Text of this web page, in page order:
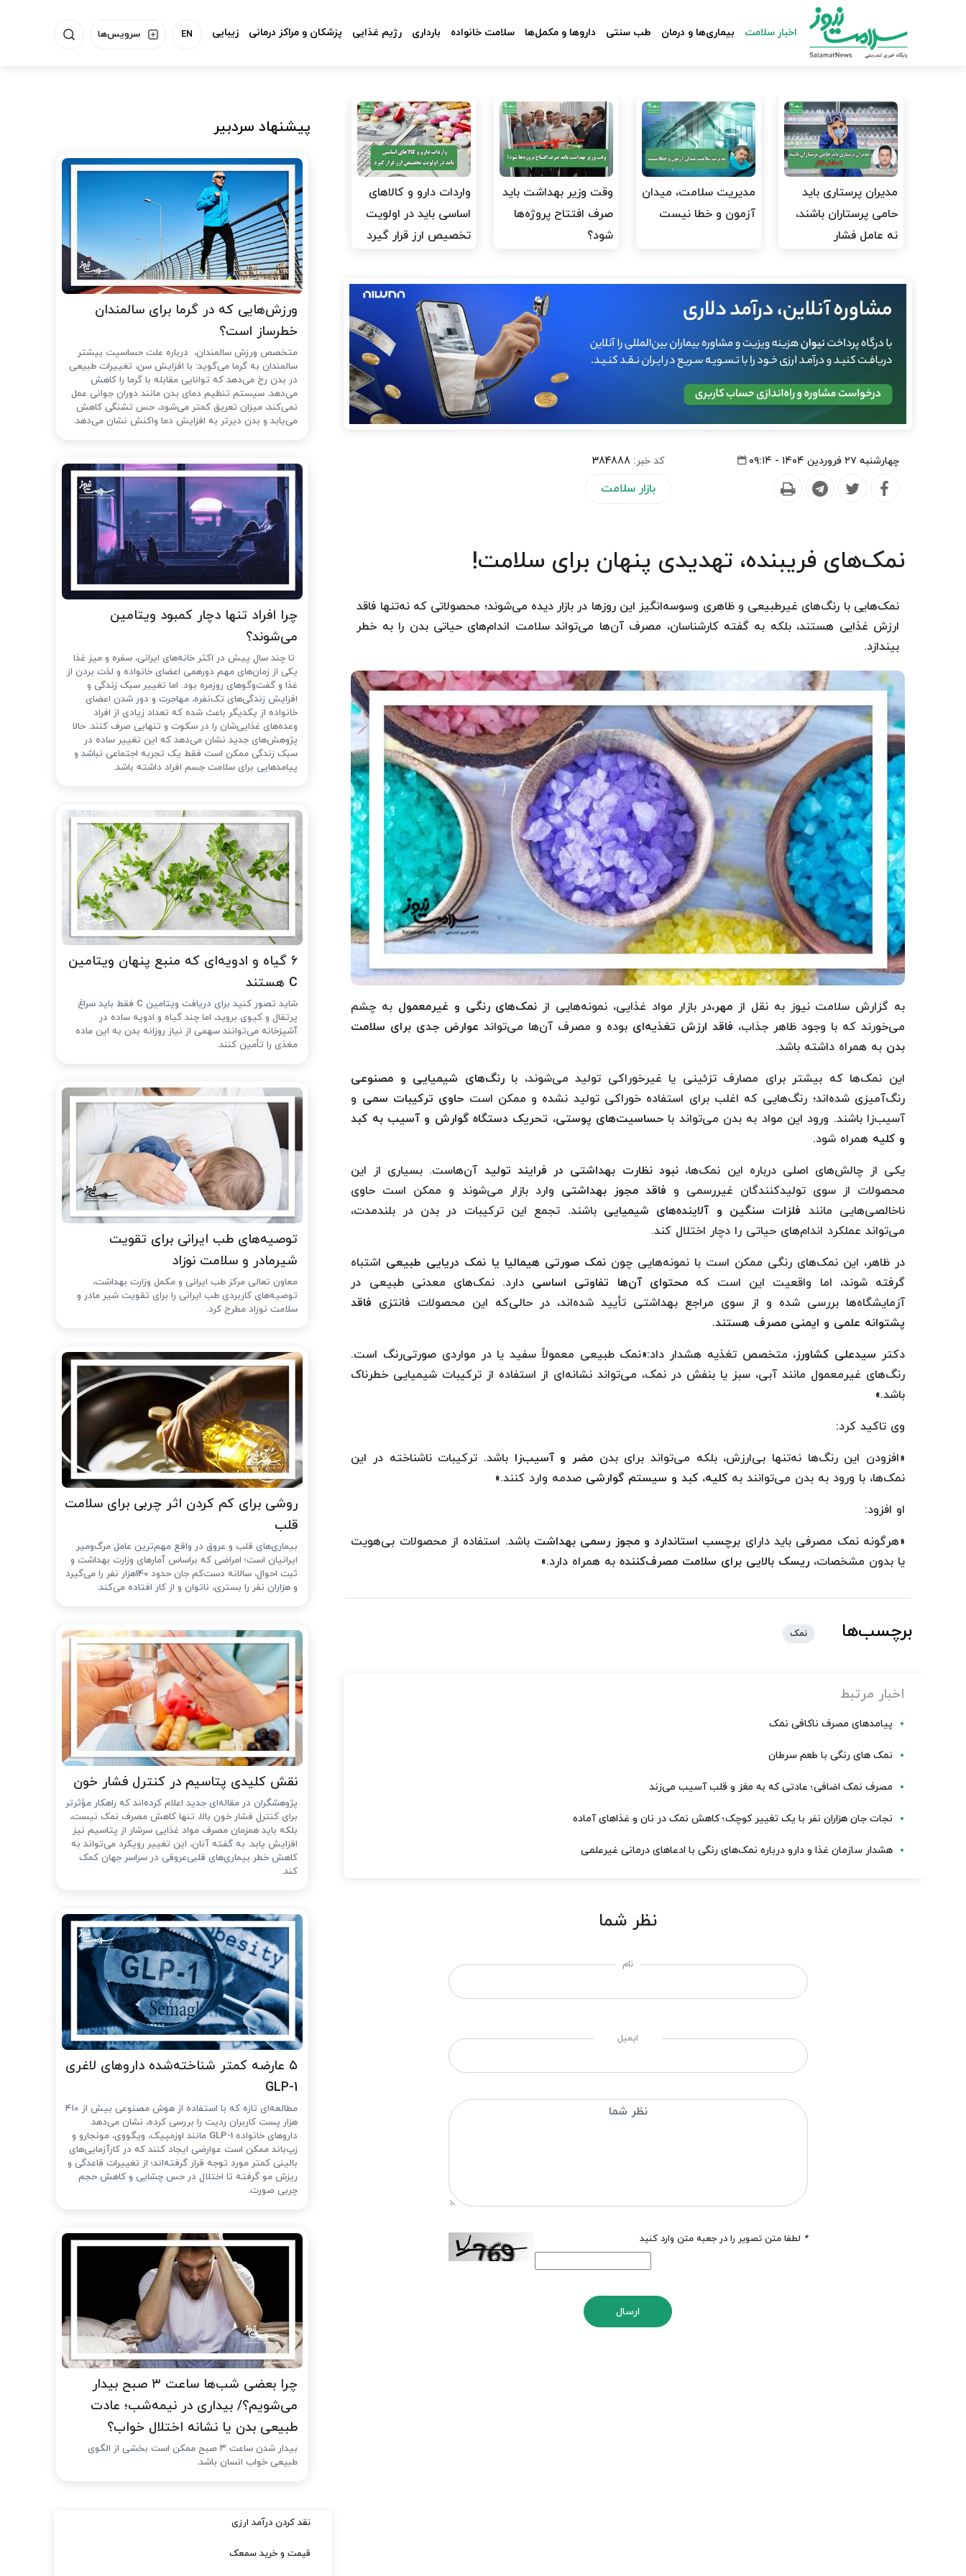
سرویس‌ها EN اخبار سلامت بیماری‌ها و درمان طب سنتی داروها و مکمل‌ها سلامت خانواده بارداری رژیم غذایی پزشکان و مراکز درمانی زیبایی
مدیران پرستاری باید
حامی پرستاران باشند،
نه عامل فشار
مدیریت سلامت، میدان
آزمون و خطا نیست
وقت وزیر بهداشت باید
صرف افتتاح پروژه‌ها
شود؟
واردات دارو و کالاهای
اساسی باید در اولویت
تخصیص ارز قرار گیرد
چهارشنبه ۲۷ فروردین ۱۴۰۴ - ۰۹:۱۴ کد خبر:384888
بازار سلامت
نمک‌های فریبنده، تهدیدی پنهان برای سلامت!
نمک‌هایی با رنگ‌های غیرطبیعی و ظاهری وسوسه‌انگیز این روزها در بازار دیده می‌شوند؛ محصولاتی که نه‌تنها فاقد
ارزش غذایی هستند، بلکه به گفته کارشناسان، مصرف آن‌ها می‌تواند سلامت اندام‌های حیاتی بدن را به خطر
بیندازد.
به گزارش سلامت نیوز به نقل از مهر،در بازار مواد غذایی، نمونه‌هایی از نمک‌های رنگی و غیرمعمول به چشم
می‌خورند که با وجود ظاهر جذاب، فاقد ارزش تغذیه‌ای بوده و مصرف آن‌ها می‌تواند عوارض جدی برای سلامت
بدن به همراه داشته باشد.
این نمک‌ها که بیشتر برای مصارف تزئینی یا غیرخوراکی تولید می‌شوند، بارنگ‌های شیمیایی و مصنوعی
رنگ‌آمیزی شده‌اند؛ رنگ‌هایی که اغلب برای استفاده خوراکی تولید نشده و ممکن است حاوی ترکیبات سمی و
آسیب‌زا باشند. ورود این مواد به بدن می‌تواند با حساسیت‌های پوستی، تحریک دستگاه گوارش و آسیب به کبد
و کلیه همراه شود.
یکی از چالش‌های اصلی درباره این نمک‌ها،نبود نظارت بهداشتی در فرایند تولید آن‌هاست. بسیاری از این
محصولات از سوی تولیدکنندگان غیررسمی و فاقد مجوز بهداشتی وارد بازار می‌شوند و ممکن است حاوی
ناخالصی‌هایی مانند فلزات سنگین و آلاینده‌های شیمیایی باشند. تجمع این ترکیبات در بدن در بلندمدت،
می‌تواند عملکرد اندام‌های حیاتی را دچار اختلال کند.
در ظاهر، این نمک‌های رنگی ممکن است با نمونه‌هایی چوننمک صورتی هیمالیا یا نمک دریایی طبیعی اشتباه
گرفته شوند، اما واقعیت این است کهمحتوای آن‌ها تفاوتی اساسی دارد. نمک‌های معدنی طبیعی در
آزمایشگاه‌ها بررسی شده و از سوی مراجع بهداشتی تأیید شده‌اند، در حالی‌که این محصولات فانتزی فاقد
پشتوانه علمی و ایمنی مصرف هستند.
دکتر سیدعلی کشاورز، متخصص تغذیه هشدار داد:«نمک طبیعی معمولاً سفید یا در مواردی صورتی‌رنگ است.
رنگ‌های غیرمعمول مانند آبی، سبز یا بنفش در نمک، می‌تواند نشانه‌ای از استفاده از ترکیبات شیمیایی خطرناک
باشد.»
وی تاکید کرد:
«افزودن این رنگ‌ها نه‌تنها بی‌ارزش، بلکه می‌تواند برای بدن مضر و آسیب‌زا باشد. ترکیبات ناشناخته در این
نمک‌ها، با ورود به بدن می‌توانند به کلیه، کبد و سیستم گوارشی صدمه وارد کنند.»
او افزود:
«هرگونه نمک مصرفی باید دارای برچسب استاندارد و مجوز رسمی بهداشت باشد. استفاده از محصولات بی‌هویت
یا بدون مشخصات، ریسک بالایی برای سلامت مصرف‌کننده به همراه دارد.»
برچسب‌ها نمک
اخبار مرتبط
پیامدهای مصرف ناکافی نمک
نمک های رنگی با طعم سرطان
مصرف نمک اضافی؛ عادتی که به مغز و قلب آسیب می‌زند
نجات جان هزاران نفر با یک تغییر کوچک؛ کاهش نمک در نان و غذاهای آماده
هشدار سازمان غذا و دارو درباره نمک‌های رنگی با ادعاهای درمانی غیرعلمی
نظر شما
نام
ایمیل
* لطفا متن تصویر را در جعبه متن وارد کنید
ارسال
پیشنهاد سردبیر
ورزش‌هایی که در گرما برای سالمندان
خطرساز است؟
متخصص ورزش سالمندان، درباره علت حساسیت بیشتر
سالمندان به گرما می‌گوید: با افزایش سن، تغییرات طبیعی
در بدن رخ می‌دهد که توانایی مقابله با گرما را کاهش
می‌دهد. سیستم تنظیم دمای بدن مانند دوران جوانی عمل
نمی‌کند، میزان تعریق کمتر می‌شود، حس تشنگی کاهش
می‌یابد و بدن دیرتر به افزایش دما واکنش نشان می‌دهد.
چرا افراد تنها دچار کمبود ویتامین
می‌شوند؟
تا چند سال پیش در اکثر خانه‌های ایرانی، سفره و میز غذا
یکی از زمان‌های مهم دورهمی اعضای خانواده و لذت بردن از
غذا و گفت‌وگوهای روزمره بود. اما تغییر سبک زندگی و
افزایش زندگی‌های تک‌نفره، مهاجرت و دور شدن اعضای
خانواده از یکدیگر باعث شده که تعداد زیادی از افراد
وعده‌های غذایی‌شان را در سکوت و تنهایی صرف کنند. حالا
پژوهش‌های جدید نشان می‌دهد که این تغییر ساده در
سبک زندگی ممکن است فقط یک تجربه اجتماعی نباشد و
پیامدهایی برای سلامت جسم افراد داشته باشد.
۶ گیاه و ادویه‌ای که منبع پنهان ویتامین
C هستند
شاید تصور کنید برای دریافت ویتامین C فقط باید سراغ
پرتقال و کیوی بروید، اما چند گیاه و ادویه ساده در
آشپزخانه می‌توانند سهمی از نیاز روزانه بدن به این ماده
مغذی را تأمین کنند.
توصیه‌های طب ایرانی برای تقویت
شیرمادر و سلامت نوزاد
معاون تعالی مرکز طب ایرانی و مکمل وزارت بهداشت،
توصیه‌های کاربردی طب ایرانی را برای تقویت شیر مادر و
سلامت نوزاد مطرح کرد.
روشی برای کم کردن اثر چربی برای سلامت
قلب
بیماری‌های قلب و عروق در واقع مهم‌ترین عامل مرگ‌ومیر
ایرانیان است؛ امراضی که براساس آمارهای وزارت بهداشت و
ثبت احوال، سالانه دست‌کم جان حدود 140هزار نفر را می‌گیرد
و هزاران نفر را بستری، ناتوان و از کار افتاده می‌کند.
نقش کلیدی پتاسیم در کنترل فشار خون
پژوهشگران در مقاله‌ای جدید اعلام کرده‌اند که راهکار مؤثرتر
برای کنترل فشار خون بالا، تنها کاهش مصرف نمک نیست،
بلکه باید همزمان مصرف مواد غذایی سرشار از پتاسیم نیز
افزایش یابد. به گفته آنان، این تغییر رویکرد می‌تواند به
کاهش خطر بیماری‌های قلبی‌عروقی در سراسر جهان کمک
کند.
۵ عارضه کمتر شناخته‌شده داروهای لاغری
GLP-1
مطالعه‌ای تازه که با استفاده از هوش مصنوعی بیش از ۴۱۰
هزار پست کاربران ردیت را بررسی کرده، نشان می‌دهد
داروهای خانواده GLP-1 مانند اوزمپیک، ویگووی، مونجارو و
زپ‌باند ممکن است عوارضی ایجاد کنند که در کارآزمایی‌های
بالینی کمتر مورد توجه قرار گرفته‌اند؛ از تغییرات قاعدگی و
ریزش مو گرفته تا اختلال در حس چشایی و کاهش حجم
چربی صورت.
چرا بعضی شب‌ها ساعت ۳ صبح بیدار
می‌شویم؟/ بیداری در نیمه‌شب؛ عادت
طبیعی بدن یا نشانه اختلال خواب؟
بیدار شدن ساعت ۳ صبح ممکن است بخشی از الگوی
طبیعی خواب انسان باشد.
نقد کردن درآمد ارزی
قیمت و خرید سمعک